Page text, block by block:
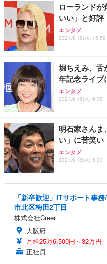
ローランドが
いい」と好評
エンタメ
2021.6.16(水) 15:59
堀ちえみ、
年記念ライブ
エンタメ
2021.6.16(水) 9:38
明石家さんま
い」に苦笑い
エンタメ
2021.6.16(水) 5:00
「新卒歓迎」ITサポート事
市北区梅田2丁目
株式会社Creer
大阪府
月給25万6,500円～32万円
正社員